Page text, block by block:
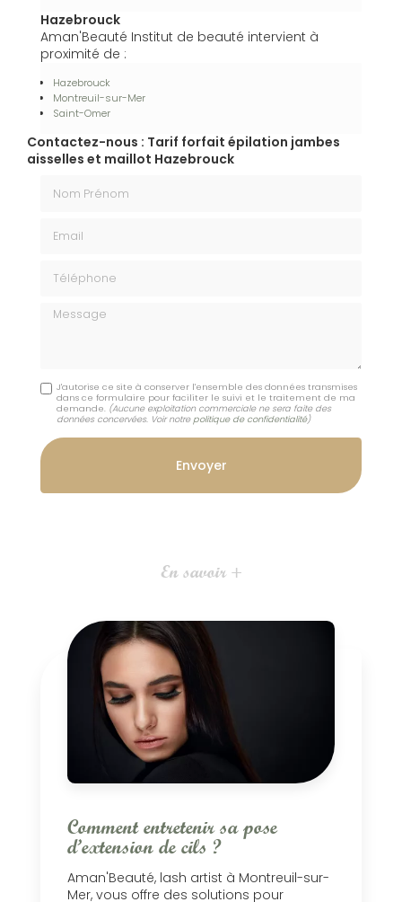
Hazebrouck
Aman'Beauté Institut de beauté intervient à
proximité de :
Hazebrouck
Montreuil-sur-Mer
Saint-Omer
Contactez-nous : Tarif forfait épilation jambes
aisselles et maillot Hazebrouck
Message
J'autorise ce site à conserver l'ensemble des données transmises
dans ce formulaire pour faciliter le suivi et le traitement de ma
demande. (Aucune exploitation commerciale ne sera faite des
données concervées. Voir notre politique de confidentialité)
En savoir +
Comment entretenir sa pose
d’extension de cils ?
Aman'Beauté, lash artist à Montreuil-sur-
Mer, vous offre des solutions pour